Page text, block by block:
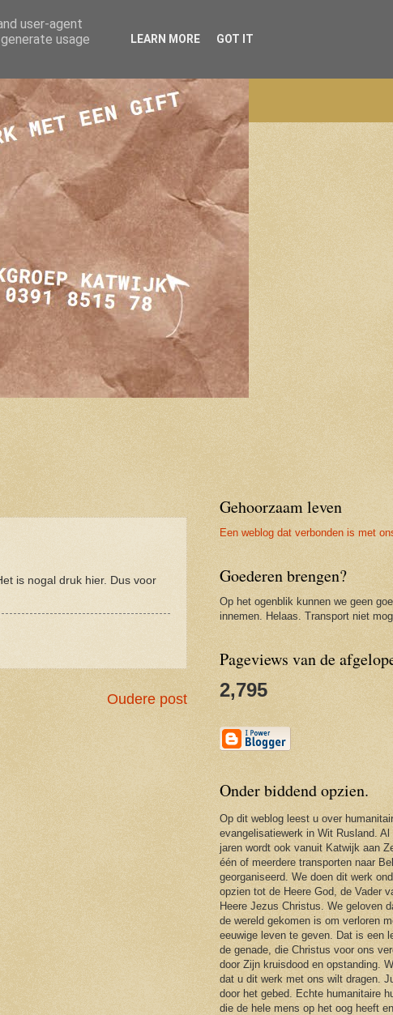
is nogal druk hier. Dus voor
Oudere post
Gehoorzaam leven
Een weblog dat verbonden is met
Goederen brengen?
Op het ogenblik kunnen we geen
innemen. Helaas. Transport niet
Pageviews van de
2,795
Onder biddend opzien.
Op dit weblog leest u over
evangelisatiewerk in Wit Rusland. Al
jaren wordt ook vanuit Katwijk aan
één of meerdere transporten naar
georganiseerd. We doen dit werk
opzien tot de Heere God, de Vader
Heere Jezus Christus. We geloven
de wereld gekomen is om verloren
eeuwige leven te geven. Dat is een
de genade, die Christus voor ons
door Zijn kruisdood en opstanding.
dat u dit werk met ons wilt dragen.
door het gebed. Echte humanitaire
die de hele mens op het oog heeft
user-agent
usage
LEARN MORE GOT IT